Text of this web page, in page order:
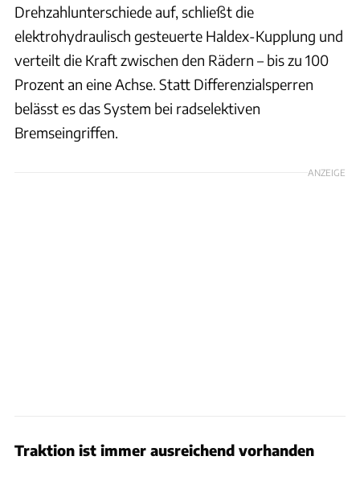
Drehzahlunterschiede auf, schließt die
elektrohydraulisch gesteuerte Haldex-Kupplung und
verteilt die Kraft zwischen den Rädern – bis zu 100
Prozent an eine Achse. Statt Differenzialsperren
belässt es das System bei radselektiven
Bremseingriffen.
ANZEIGE
Traktion ist immer ausreichend vorhanden